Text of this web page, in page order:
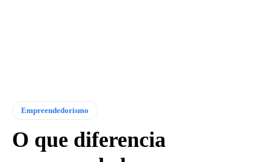
Empreendedorismo
O que diferencia